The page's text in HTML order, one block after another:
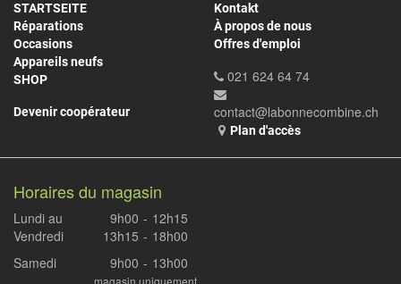
STARTSEITE
Réparations
Occasions
Appareils neufs
SHOP
Devenir coopérateur
Kontakt
À propos de nous
Offres d'emploi
021 624 64 74
contact@labonnecombine.ch
Plan d'accès
Horaires du magasin
Lundi au
Vendredi
9h00
13h15
-
-
12h15
18h00
Samedi
9h00 - 13h00
magasin uniquement